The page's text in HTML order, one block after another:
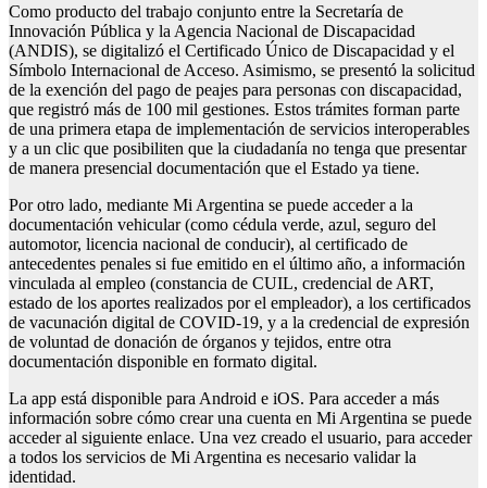
Como producto del trabajo conjunto entre la Secretaría de
Innovación Pública y la Agencia Nacional de Discapacidad
(ANDIS), se digitalizó el Certificado Único de Discapacidad y el
Símbolo Internacional de Acceso. Asimismo, se presentó la solicitud
de la exención del pago de peajes para personas con discapacidad,
que registró más de 100 mil gestiones. Estos trámites forman parte
de una primera etapa de implementación de servicios interoperables
y a un clic que posibiliten que la ciudadanía no tenga que presentar
de manera presencial documentación que el Estado ya tiene.
Por otro lado, mediante Mi Argentina se puede acceder a la
documentación vehicular (como cédula verde, azul, seguro del
automotor, licencia nacional de conducir), al certificado de
antecedentes penales si fue emitido en el último año, a información
vinculada al empleo (constancia de CUIL, credencial de ART,
estado de los aportes realizados por el empleador), a los certificados
de vacunación digital de COVID-19, y a la credencial de expresión
de voluntad de donación de órganos y tejidos, entre otra
documentación disponible en formato digital.
La app está disponible para Android e iOS. Para acceder a más
información sobre cómo crear una cuenta en Mi Argentina se puede
acceder al siguiente enlace. Una vez creado el usuario, para acceder
a todos los servicios de Mi Argentina es necesario validar la
identidad.